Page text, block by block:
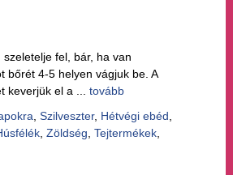
fel, bár, ha van
bőrét 4-5 helyen vágjuk be. A
keverjük el a ... tovább
Szilveszter, Hétvégi ebéd
, Zöldség Tejtermékek,